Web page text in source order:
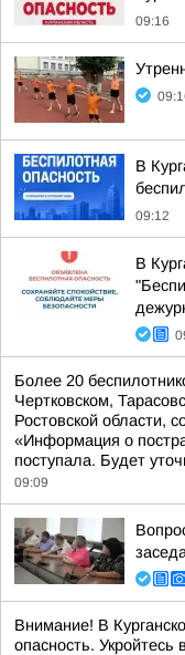
09:16
В
09:12
В
Более 20
Чертковском,
Ростовской области,
«Информация о
поступала. Будет
09:09
Внимание! В
опасность.